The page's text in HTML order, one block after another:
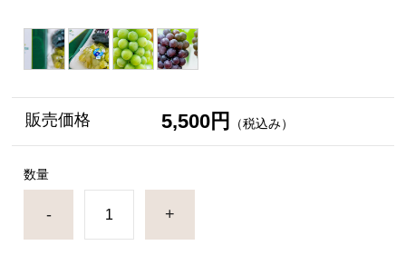
販売価格 5,500円 （税込み）
数量
- +